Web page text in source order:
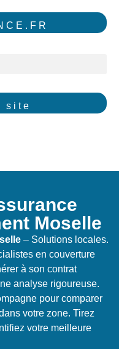
site
Moselle
– Solutions locales.
en couverture
à son contrat
analyse rigoureuse.
pour comparer
votre zone. Tirez
votre meilleure